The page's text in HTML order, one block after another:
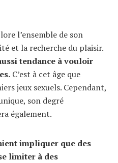
l’ensemble de son
et la recherche du plaisir.
tendance à vouloir
C’est à cet âge que
jeux sexuels. Cependant,
son degré
également.
impliquer que des
limiter à des